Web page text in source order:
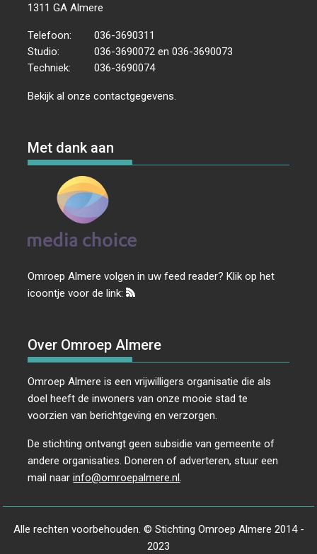
1311 GA Almere
Telefoon:
036-3690311
Studio:
036-3690072 en 036-3690073
Techniek:
036-3690074
Bekijk al onzecontactgegevens
Met dank aan
Omroep Almere volgen in uw feed reader? Klik op het
icoontje voor de link:
Over Omroep Almere
Omroep Almere is een vrijwilligers organisatie die als
doel heeft de inwoners van onze mooie stad te
voorzien van berichtgeving en verzorgen.
De stichting ontvangt geen subsidie van gemeente of
andere organisaties. Doneren of adverteren, stuur een
mail naarinfo@omroepalmere.nl.
Alle rechten voorbehouden. © Stichting Omroep Almere 2014 -
2023